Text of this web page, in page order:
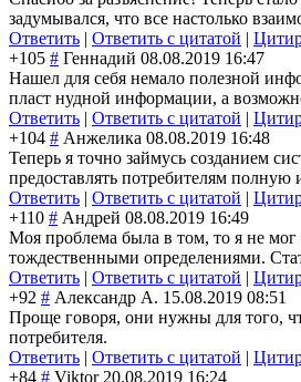
задумывался, что все настолько
Ответить | Ответить с цитатой |
+105 # Геннадий 08.08.2019 16:47
Нашел для себя немало полезной
пласт нудной информации, а
Ответить | Ответить с цитатой |
+104 # Анжелика 08.08.2019 16:48
Теперь я точно займусь созданием
предоставлять потребителям
Ответить | Ответить с цитатой |
+110 # Андрей 08.08.2019 16:49
Моя проблема была в том, то я не мог
тождественными определениями.
Ответить | Ответить с цитатой |
+92 # Александр А. 15.08.2019 08:51
Проще говоря, они нужны для того,
потребителя.
Ответить | Ответить с цитатой |
+84 # Viktor 20.08.2019 16:24